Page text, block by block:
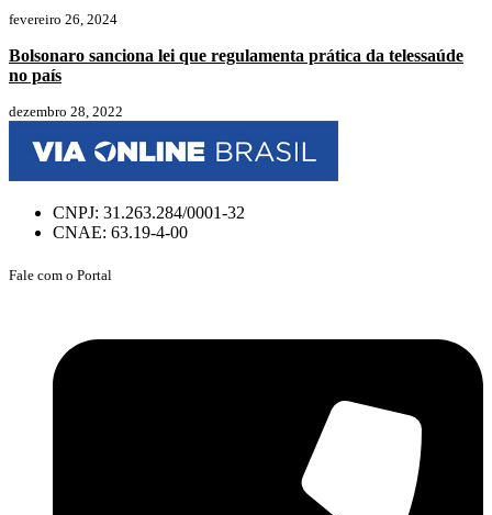
fevereiro 26, 2024
Bolsonaro sanciona lei que regulamenta prática da telessaúde
no país
dezembro 28, 2022
CNPJ: 31.263.284/0001-32
CNAE: 63.19-4-00
Fale com o Portal